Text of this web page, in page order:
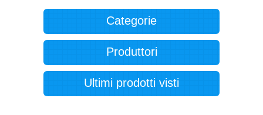
Categorie
Produttori
Ultimi prodotti visti